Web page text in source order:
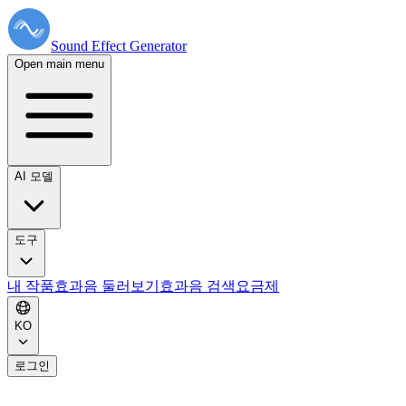
Sound Effect Generator
Open main menu
AI 모델
도구
내 작품효과음 둘러보기 효과음 검색 요금제
KO
로그인